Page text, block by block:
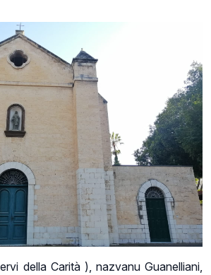
della Carità ), nazvanu Guanelliani,